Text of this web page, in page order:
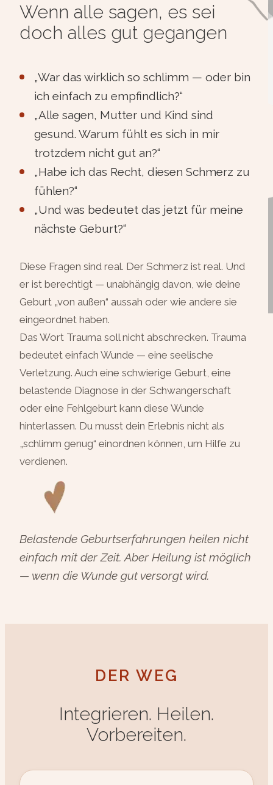
Wenn alle sagen, es sei
doch alles gut gegangen
„War das wirklich so schlimm — oder bin
ich einfach zu empfindlich?“
„Alle sagen, Mutter und Kind sind
gesund. Warum fühlt es sich in mir
trotzdem nicht gut an?“
„Habe ich das Recht, diesen Schmerz zu
fühlen?“
„Und was bedeutet das jetzt für meine
nächste Geburt?“
Diese Fragen sind real. Der Schmerz ist real. Und
er ist berechtigt — unabhängig davon, wie deine
Geburt „von außen“ aussah oder wie andere sie
eingeordnet haben.
Das Wort Trauma soll nicht abschrecken. Trauma
bedeutet einfach Wunde — eine seelische
Verletzung. Auch eine schwierige Geburt, eine
belastende Diagnose in der Schwangerschaft
oder eine Fehlgeburt kann diese Wunde
hinterlassen. Du musst dein Erlebnis nicht als
„schlimm genug“ einordnen können, um Hilfe zu
verdienen.
Belastende Geburtserfahrungen heilen nicht
einfach mit der Zeit. Aber Heilung ist möglich
— wenn die Wunde gut versorgt wird.
DER WEG
Integrieren. Heilen.
Vorbereiten.